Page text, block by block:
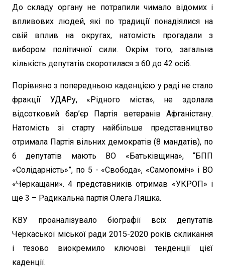
До складу органу не потрапили чимало відомих і
впливових людей, які по традиції понадіялися на
свій вплив на округах, натомість прогадали з
вибором політичної сили. Окрім того, загальна
кількість депутатів скоротилася з 60 до 42 осіб.
Порівняно з попередньою каденцією у раді не стало
фракції УДАРу, «Рідного міста», не здолала
відсотковий бар’єр Партія ветеранів Афганістану.
Натомість зі старту найбільше представництво
отримала Партія вільних демократів (8 мандатів), по
6 депутатів мають ВО «Батьківщина», “БПП
«Солідарність»”, по 5 - «Свобода», «Самопоміч» і ВО
«Черкащани». 4 представників отримав «УКРОП» і
ще 3 – Радикальна партія Олега Ляшка.
КВУ проаналізувало біографії всіх депутатів
Черкаської міської ради 2015-2020 років скликання
і тезово виокремило ключові тенденції цієї
каденції.